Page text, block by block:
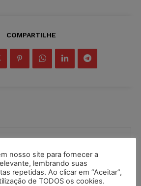
COMPARTILHE
INSCREVER
nosso site para fornecer a
lembrando suas
repetidas. Ao clicar em “Aceitar”,
de TODOS os cookies.